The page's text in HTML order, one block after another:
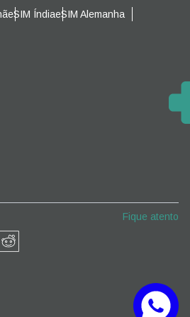
eSIM ÍndiaeSIM Alemanha
Fique atento